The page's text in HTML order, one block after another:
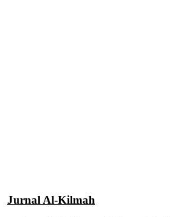
Jurnal Al-Kilmah